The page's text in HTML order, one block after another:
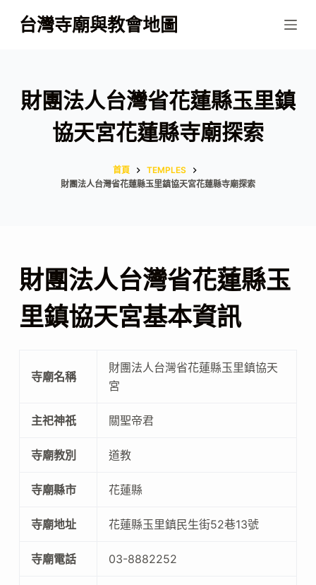
跳
至
內
容
台灣寺廟與教會地圖
財團法人台灣省花蓮縣玉里鎮
協天宮花蓮縣寺廟探索
首頁
TEMPLES
財團法人台灣省花蓮縣玉里鎮協天宮花蓮縣寺廟探索
財團法人台灣省花蓮縣玉
里鎮協天宮基本資訊
寺廟名稱
財團法人台灣省花蓮縣玉里鎮協天
宮
主祀神祇 關聖帝君
寺廟教別 道教
寺廟縣市 花蓮縣
寺廟地址 花蓮縣玉里鎮民生街52巷13號
寺廟電話 03-8882252